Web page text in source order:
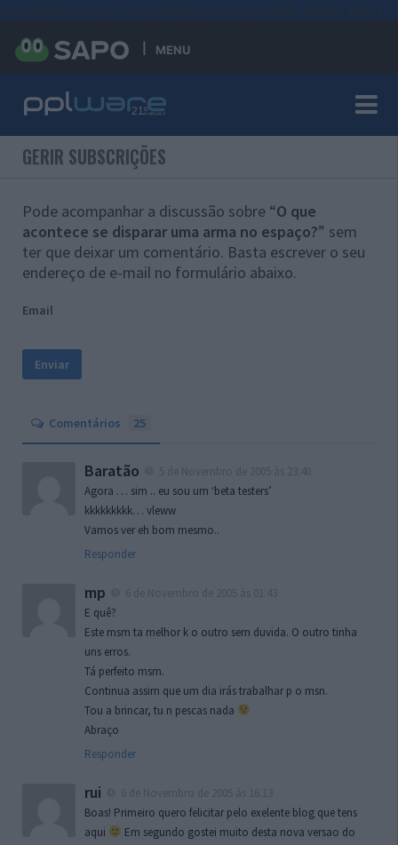
MENU
GERIR SUBSCRIÇÕES
Pode acompanhar a discussão sobre “O que
acontece se disparar uma arma no espaço?” sem
ter que deixar um comentário. Basta escrever o seu
endereço de e-mail no formulário abaixo.
Email
Comentários 25
Baratão
Agora … sim .. eu sou um ‘beta testers’
kkkkkkkkk… vleww
Vamos ver eh bom mesmo..
Responder
mp
E quê?
Este msm ta melhor k o outro sem duvida. O outro tinha
uns erros.
Tá perfeito msm.
Continua assim que um dia irás trabalhar p o msn.
Tou a brincar, tu n pescas nada
Abraço
Responder
rui
Boas! Primeiro quero felicitar pelo exelente blog que tens
aqui
Em segundo gostei muito desta nova versao do